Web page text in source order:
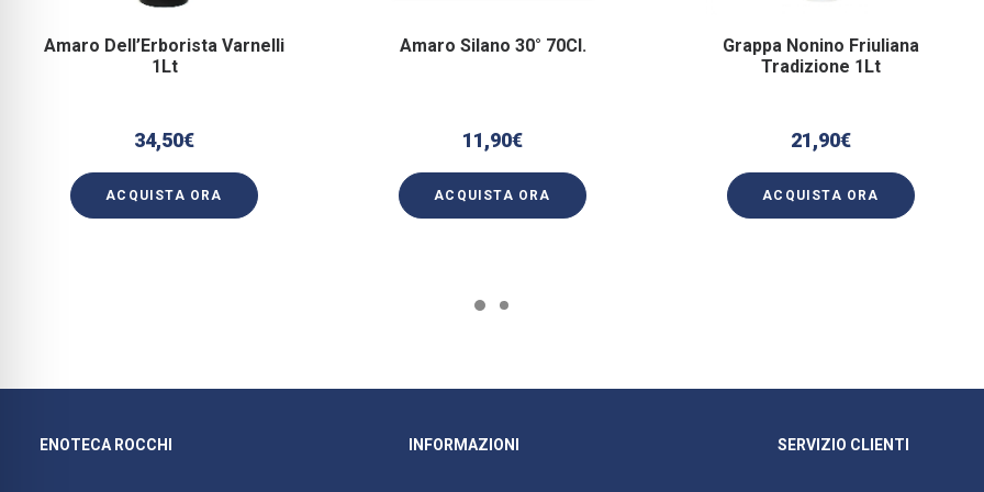
Amaro Dell’Erborista Varnelli
1Lt
34,50€
ACQUISTA ORA
Amaro Silano 30° 70Cl.
11,90€
ACQUISTA ORA
Grappa Nonino Friuliana
Tradizione 1Lt
21,90€
ACQUISTA ORA
ENOTECA ROCCHI INFORMAZIONI SERVIZIO CLIENTI